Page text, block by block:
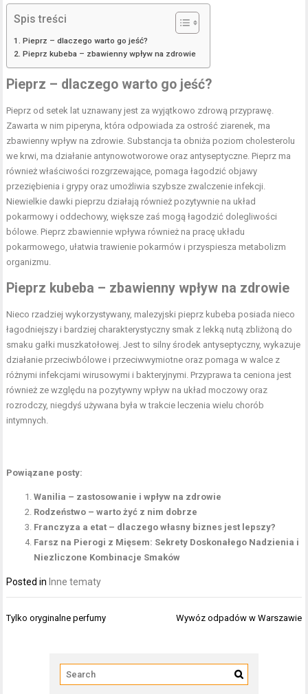
Spis treści
Pieprz – dlaczego warto go jeść?
Pieprz kubeba – zbawienny wpływ na zdrowie
Pieprz – dlaczego warto go jeść?
Pieprz od setek lat uznawany jest za wyjątkowo zdrową przyprawę.
Zawarta w nim piperyna, która odpowiada za ostrość ziarenek, ma
zbawienny wpływ na zdrowie. Substancja ta obniża poziom cholesterolu
we krwi, ma działanie antynowotworowe oraz antyseptyczne. Pieprz ma
również właściwości rozgrzewające, pomaga łagodzić objawy
przeziębienia i grypy oraz umożliwia szybsze zwalczenie infekcji.
Niewielkie dawki pieprzu działają również pozytywnie na układ
pokarmowy i oddechowy, większe zaś mogą łagodzić dolegliwości
bólowe. Pieprz zbawiennie wpływa również na pracę układu
pokarmowego, ułatwia trawienie pokarmów i przyspiesza metabolizm
organizmu.
Pieprz kubeba – zbawienny wpływ na zdrowie
Nieco rzadziej wykorzystywany, malezyjski pieprz kubeba posiada nieco
łagodniejszy i bardziej charakterystyczny smak z lekką nutą zbliżoną do
smaku gałki muszkatołowej. Jest to silny środek antyseptyczny, wykazuje
działanie przeciwbólowe i przeciwwymiotne oraz pomaga w walce z
różnymi infekcjami wirusowymi i bakteryjnymi. Przyprawa ta ceniona jest
również ze względu na pozytywny wpływ na układ moczowy oraz
rozrodczy, niegdyś używana była w trakcie leczenia wielu chorób
intymnych.
Powiązane posty:
Wanilia – zastosowanie i wpływ na zdrowie
Rodzeństwo – warto żyć z nim dobrze
Franczyza a etat – dlaczego własny biznes jest lepszy?
Farsz na Pierogi z Mięsem: Sekrety Doskonałego Nadzienia i
Niezliczone Kombinacje Smaków
Posted in Inne tematy
Nawigacja
Tylko oryginalne perfumy Wywóz odpadów w Warszawie